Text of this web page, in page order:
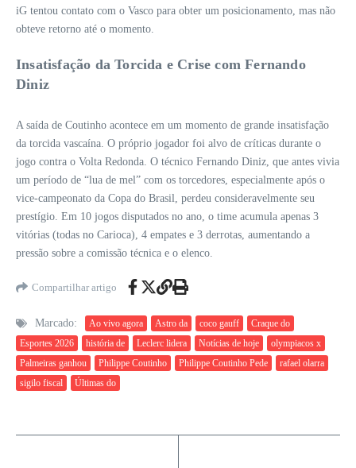
iG tentou contato com o Vasco para obter um posicionamento, mas não
obteve retorno até o momento.
Insatisfação da Torcida e Crise com Fernando
Diniz
A saída de Coutinho acontece em um momento de grande insatisfação
da torcida vascaína. O próprio jogador foi alvo de críticas durante o
jogo contra o Volta Redonda. O técnico Fernando Diniz, que antes vivia
um período de “lua de mel” com os torcedores, especialmente após o
vice-campeonato da Copa do Brasil, perdeu consideravelmente seu
prestígio. Em 10 jogos disputados no ano, o time acumula apenas 3
vitórias (todas no Carioca), 4 empates e 3 derrotas, aumentando a
pressão sobre a comissão técnica e o elenco.
Compartilhar artigo
Marcado: Ao vivo agora Astro da coco gauff
Craque do
Esportes 2026
história de Leclerc lidera Notícias de hoje
olympiacos x
Palmeiras ganhou
Philippe Coutinho Philippe Coutinho Pede
rafael olarra
sigilo fiscal
Últimas do